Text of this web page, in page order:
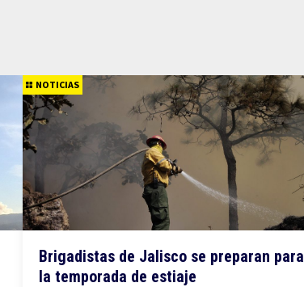
NOTICIAS
Brigadistas de Jalisco se preparan para
la temporada de estiaje